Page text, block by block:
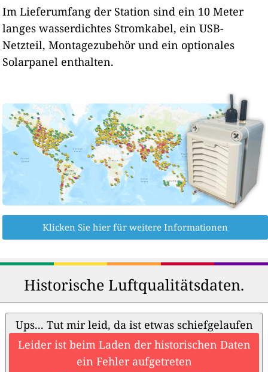
Im Lieferumfang der Station sind ein 10 Meter
langes wasserdichtes Stromkabel, ein USB-
Netzteil, Montagezubehör und ein optionales
Solarpanel enthalten.
Klicken Sie hier für weitere Informationen
Historische Luftqualitätsdaten.
Ups... Tut mir leid, da ist etwas schiefgelaufen
Leider ist beim Laden der historischen Daten
ein Fehler aufgetreten